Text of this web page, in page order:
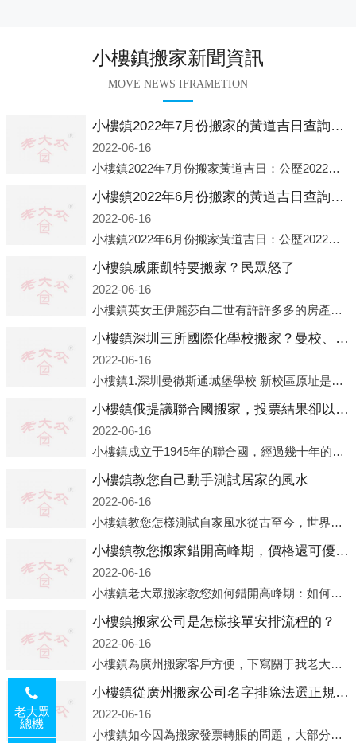
小樓鎮搬家新聞資訊
MOVE NEWS IFRAMETION
小樓鎮2022年7月份搬家的黃道吉日查詢大全一覽表哪天適合搬家好日子
2022-06-16
小樓鎮2022年7月份搬家黃道吉日：公歷2022年7月6日 農歷六月初八 星期三 沖虎(甲寅)公歷2022年7月12日 農歷六月十四 星期二 沖猴(庚申)公歷2022年7月13日 農歷六月十五 星期三 沖雞
小樓鎮2022年6月份搬家的黃道吉日查詢大全一覽表哪天適合搬家好日子
2022-06-16
小樓鎮2022年6月份搬家黃道吉日：公歷2022年6月1日 農歷五月初三 星期三 沖兔(己卯)公歷2022年6月4日 農歷五月初六 星期六 沖馬(壬午)公歷2022年6月8日 農歷五月初十 星期三 沖狗(丙
小樓鎮威廉凱特要搬家？民眾怒了
2022-06-16
小樓鎮英女王伊麗莎白二世有許許多多的房產，遍布英國各地。而作為英女王的親孫子、未來的英國國王，威廉王子自然也能享受到女王的房產。目前，威廉凱特以及三個孩子有兩個經常居住的地點，一處是位于倫敦的肯辛頓宮，一處
小樓鎮深圳三所國際化學校搬家？曼校、QSI、南山中英文搬走了
2022-06-16
小樓鎮1.深圳曼徹斯通城堡學校 新校區原址是蛇口國際據悉，此次曼徹斯通城堡學校搬遷到蛇口新校區的開辦與蛇口外籍人員子女學校（蛇口國際）有很大的關聯。2021年，太子灣實驗部就宣布在2022年正式并入蛇口外籍
小樓鎮俄提議聯合國搬家，投票結果卻以慘敗收場
2022-06-16
小樓鎮成立于1945年的聯合國，經過幾十年的發展，如今擁有193個成員國。擁有如此眾多會員國的聯合國，可以說是世界上最具代表性的國際組織，也是世界上分量最重、有著較高話語權的國際組織。但以美國為首的西方國家
小樓鎮教您自己動手測試居家的風水
2022-06-16
小樓鎮教您怎樣測試自家風水從古至今，世界各地的人們都在研究人在乾坤中的位置以及它們所形成的關系。通過探究季節轉換、星象變化，并且在所觀測到的自然規律的指導下，人們開始認識到居住在不同住宅中的人，其一生中的財
小樓鎮教您搬家錯開高峰期，價格還可優惠！
2022-06-16
小樓鎮老大眾搬家教您如何錯開高峰期：如何錯開高峰期搬家，老大眾搬家做了一些電話數據統計和分析，發現市民中午2點左右訪問網站的人是最多的，電話咨詢是早上9點左右是最多的，預約搬家周六和周日是最多的，網上QQ微
小樓鎮搬家公司是怎樣接單安排流程的？
2022-06-16
小樓鎮為廣州搬家客戶方便，下寫關于我老大眾搬家公司接單的流程，九條給搬家朋友參考，了解搬家公司工序，免去搬家時的沒有準備好的工作，給您及時快速的搬好家。一．電話咨詢：專人接待客戶電話咨詢，初步了解客戶搬 家
小樓鎮從廣州搬家公司名字排除法選正規公司
2022-06-16
小樓鎮如今因為搬家發票轉賬的問題，大部分搬家公司都已經注冊了營業執照，早5年前基本上所謂的搬家公司都是無注冊狀態也就是無照營業，由于企業注冊量大增所以各種企業信息展示平臺如雨后春筍般遍地開花，如：天眼查，企
老大眾
總機